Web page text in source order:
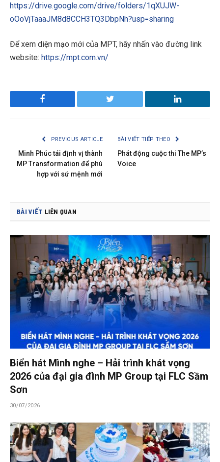
https://drive.google.com/drive/folders/1qXUJW-
oOoVjTaaaJM8d8CCH3TQ3DbpNh?usp=sharing
Để xem diện mạo mới của MPT, hãy nhấn vào đường link
website: https://mpt.com.vn/
Twitter LinkedIn
PREVIOUS ARTICLE
Minh Phúc tái định vị thành
MP Transformation để phù
hợp với sứ mệnh mới
BÀI VIẾT TIẾP THEO
Phát động cuộc thi The MP’s
Voice
BÀI VIẾT LIÊN QUAN
Biển hát Mình nghe – Hải trình khát vọng
2026 của đại gia đình MP Group tại FLC Sầm
Sơn
30/07/2026